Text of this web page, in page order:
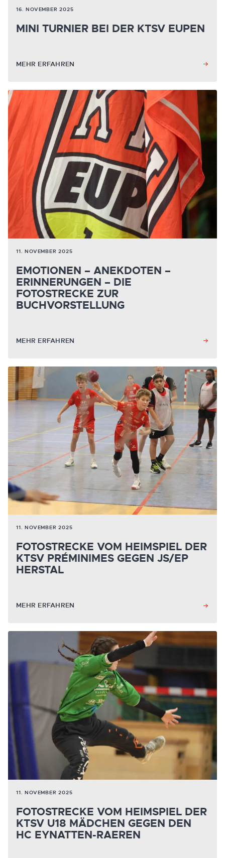
16. NOVEMBER 2025
MINI TURNIER BEI DER KTSV EUPEN
MEHR ERFAHREN
11. NOVEMBER 2025
EMOTIONEN – ANEKDOTEN –
ERINNERUNGEN – DIE
FOTOSTRECKE ZUR
BUCHVORSTELLUNG
MEHR ERFAHREN
11. NOVEMBER 2025
FOTOSTRECKE VOM HEIMSPIEL DER
KTSV PRÉMINIMES GEGEN JS/EP
HERSTAL
MEHR ERFAHREN
11. NOVEMBER 2025
FOTOSTRECKE VOM HEIMSPIEL DER
KTSV U18 MÄDCHEN GEGEN DEN
HC EYNATTEN-RAEREN